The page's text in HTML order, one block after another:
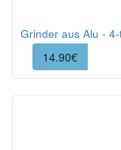
Grinder aus Alu -
14.90€